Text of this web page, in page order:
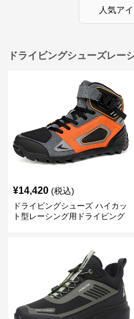
人気ア
ドライビングシューズレー
¥14,420 (税込)
ドライビングシューズ ハイカッ
ト型レーシング用ドライビング